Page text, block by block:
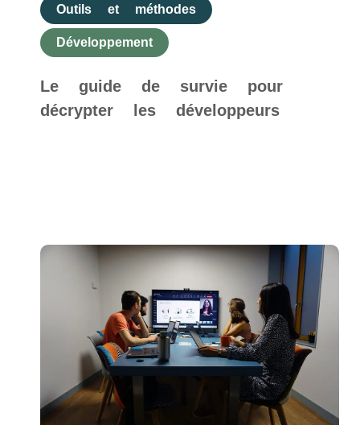
Outils et méthodes
Développement
Le guide de survie pour
décrypter les développeurs